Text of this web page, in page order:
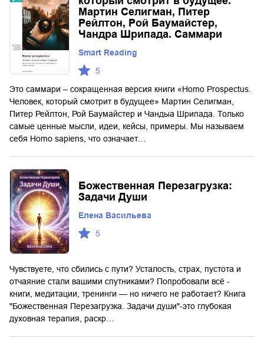
Мартин Селигман, Питер
Рейлтон, Рой Баумайстер,
Чандра Шрипада. Саммари
Smart Reading
5
Это саммари – сокращенная версия книги «Homo Prospectus.
Человек, который смотрит в будущее» Мартин Селигман,
Питер Рейлтон, Рой Баумайстер и Чандыа Шрипада. Только
самые ценные мысли, идеи, кейсы, примеры. Мы называем
себя Homo sapiens, что означает…
Божественная Перезагрузка:
Задачи Души
Елена Васильева
5
Чувствуете, что сбились с пути? Усталость, страх, пустота и
отчаяние стали вашими спутниками? Попробовали всё -
книги, медитации, тренинги — но ничего не работает? Книга
"Божественная Перезагрузка. Задачи души"-это глубокая
духовная терапия, раскр…